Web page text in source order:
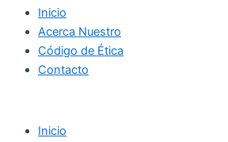
Inicio
Acerca Nuestro
Código de Ética
Contacto
Inicio